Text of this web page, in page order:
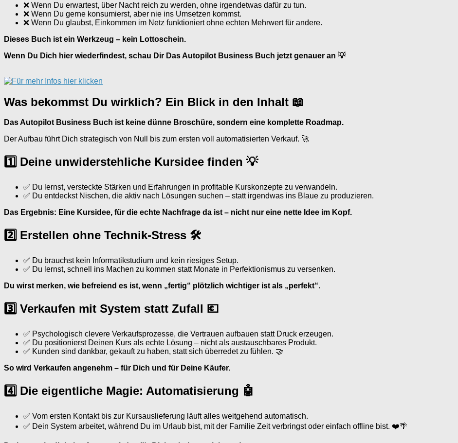
❌ Wenn Du erwartest, über Nacht reich zu werden, ohne irgendetwas dafür zu tun.
❌ Wenn Du gerne konsumierst, aber nie ins Umsetzen kommst.
❌ Wenn Du glaubst, Einkommen im Netz funktioniert ohne echten Mehrwert für andere.
Dieses Buch ist ein Werkzeug – kein Lottoschein.
Wenn Du Dich hier wiederfindest, schau Dir Das Autopilot Business Buch jetzt genauer an 💡
Was bekommst Du wirklich? Ein Blick in den Inhalt 📖
Das Autopilot Business Buch ist keine dünne Broschüre, sondern eine komplette Roadmap.
Der Aufbau führt Dich strategisch von Null bis zum ersten voll automatisierten Verkauf. 🚀
1️⃣ Deine unwiderstehliche Kursidee finden 💡
✅ Du lernst, versteckte Stärken und Erfahrungen in profitable Kurskonzepte zu verwandeln.
✅ Du entdeckst Nischen, die aktiv nach Lösungen suchen – statt irgendwas ins Blaue zu produzieren.
Das Ergebnis: Eine Kursidee, für die echte Nachfrage da ist – nicht nur eine nette Idee im Kopf.
2️⃣ Erstellen ohne Technik-Stress 🛠
✅ Du brauchst kein Informatikstudium und kein riesiges Setup.
✅ Du lernst, schnell ins Machen zu kommen statt Monate in Perfektionismus zu versenken.
Du wirst merken, wie befreiend es ist, wenn „fertig“ plötzlich wichtiger ist als „perfekt“.
3️⃣ Verkaufen mit System statt Zufall 💶
✅ Psychologisch clevere Verkaufsprozesse, die Vertrauen aufbauen statt Druck erzeugen.
✅ Du positionierst Deinen Kurs als echte Lösung – nicht als austauschbares Produkt.
✅ Kunden sind dankbar, gekauft zu haben, statt sich überredet zu fühlen. 🤝
So wird Verkaufen angenehm – für Dich und für Deine Käufer.
4️⃣ Die eigentliche Magie: Automatisierung 🤖
✅ Vom ersten Kontakt bis zur Kursauslieferung läuft alles weitgehend automatisch.
✅ Dein System arbeitet, während Du im Urlaub bist, mit der Familie Zeit verbringst oder einfach offline bist. ❤️🌴